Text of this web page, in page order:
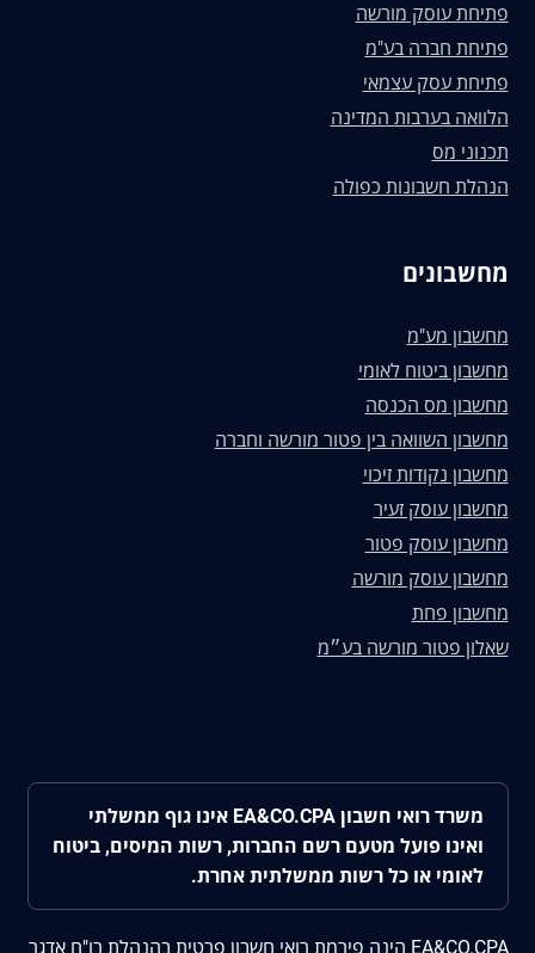
פתיחת עוסק מורשה
פתיחת חברה בע"מ
פתיחת עסק עצמאי
הלוואה בערבות המדינה
תכנוני מס
הנהלת חשבונות כפולה
מחשבונים
מחשבון מע"מ
מחשבון ביטוח לאומי
מחשבון מס הכנסה
מחשבון השוואה בין פטור מורשה וחברה
מחשבון נקודות זיכוי
מחשבון עוסק זעיר
מחשבון עוסק פטור
מחשבון עוסק מורשה
מחשבון פחת
שאלון פטור מורשה בע״מ
משרד רואי חשבון EA&CO.CPA אינו גוף ממשלתי
ואינו פועל מטעם רשם החברות, רשות המיסים, ביטוח
לאומי או כל רשות ממשלתית אחרת.
EA&CO.CPA הינה פירמת רואי חשבון פרטית בהנהלת רו"ח אדגר